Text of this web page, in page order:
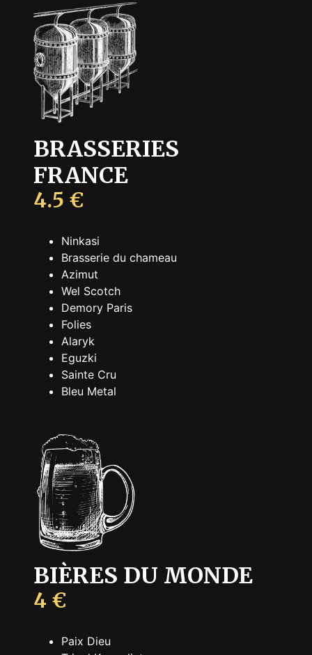
BRASSERIES
FRANCE
4.5 €
Ninkasi
Brasserie du chameau
Azimut
Wel Scotch
Demory Paris
Folies
Alaryk
Eguzki
Sainte Cru
Bleu Metal
BIÈRES DU MONDE
4 €
Paix Dieu